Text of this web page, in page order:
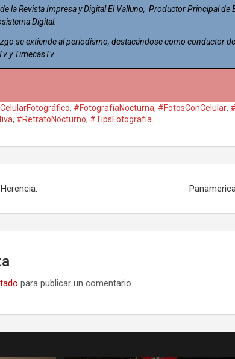
la Revista Impresa y Digital El Valluno, Productor Principal de
Digital.
se extiende al periodismo, destacándose como conductor
y TimecasTv.
, #FotografíaNocturna, #FotosConCelular,
, #RetratoNocturno, #TipsFotografía
para publicar un comentario.